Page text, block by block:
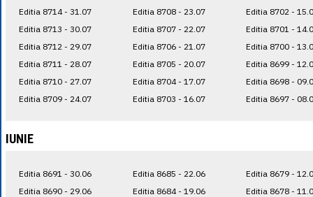
Editia 8714 - 31.07
Editia 8713 - 30.07
Editia 8712 - 29.07
Editia 8711 - 28.07
Editia 8710 - 27.07
Editia 8709 - 24.07
Editia 8708 - 23.07
Editia 8707 - 22.07
Editia 8706 - 21.07
Editia 8705 - 20.07
Editia 8704 - 17.07
Editia 8703 - 16.07
Editia 8702 -
Editia 8701 -
Editia 8700 -
Editia 8699 -
Editia 8698 -
Editia 8697 -
IUNIE
Editia 8691 - 30.06
Editia 8690 - 29.06
Editia 8685 - 22.06
Editia 8684 - 19.06
Editia 8679 -
Editia 8678 -